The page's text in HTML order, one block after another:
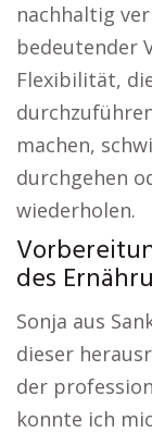
nachhaltig
bedeutender
Flexibilität,
machen,
durchgehen
wiederholen.
des
Sonja aus
dieser
der
konnte ich